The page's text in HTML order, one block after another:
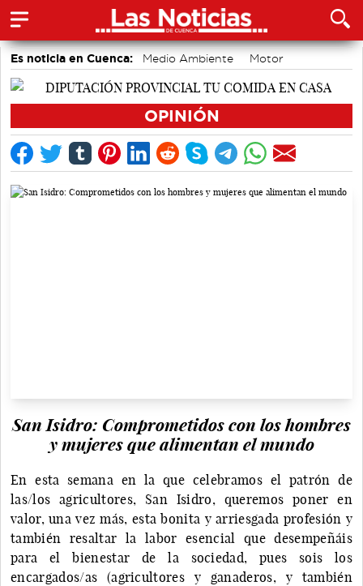
Es noticia en Cuenca: Medio Ambiente
Motor
Área de Deportes
OPINIÓN
San Isidro: Comprometidos con los hombres
y mujeres que alimentan el mundo
En esta semana en la que celebramos el patrón de
las/los agricultores, San Isidro, queremos poner en
valor, una vez más, esta bonita y arriesgada profesión y
también resaltar la labor esencial que desempeñáis
para el bienestar de la sociedad, pues sois los
encargados/as (agricultores y ganaderos, y también